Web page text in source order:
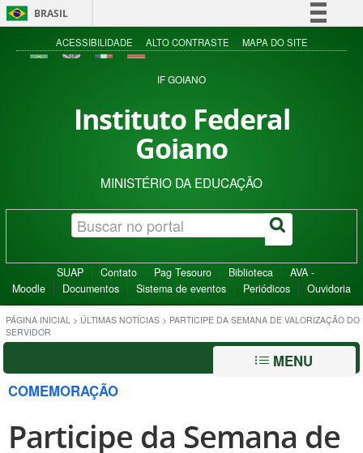
BRASIL
Simplifique!
Acesso à informação
ACESSIBILIDADE ALTO CONTRASTE MAPA DO SITE
IF GOIANO
Instituto Federal
Goiano
MINISTÉRIO DA EDUCAÇÃO
SUAP Contato Pag Tesouro Biblioteca
AVA -
Moodle
Documentos Sistema de eventos Periódicos Ouvidoria
PÁGINA INICIAL > ÚLTIMAS NOTÍCIAS > PARTICIPE DA SEMANA DE VALORIZAÇÃO DO
SERVIDOR
MENU
COMEMORAÇÃO
Participe da Semana de